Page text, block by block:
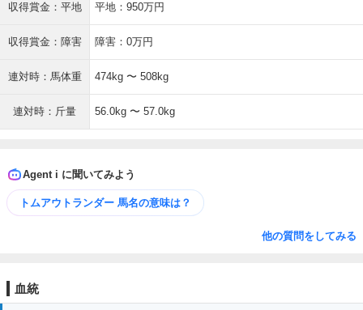
収得賞金：平地 平地：950万円
収得賞金：障害 障害：0万円
連対時：馬体重 474kg 〜 508kg
連対時：斤量 56.0kg 〜 57.0kg
Agent i に聞いてみよう
トムアウトランダー 馬名の意味は？
他の質問をしてみる
血統